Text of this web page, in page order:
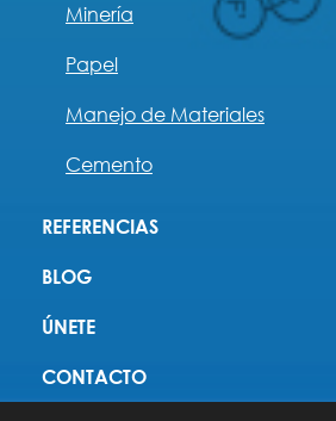
Minería
Papel
Manejo de Materiales
Cemento
REFERENCIAS
BLOG
ÚNETE
CONTACTO